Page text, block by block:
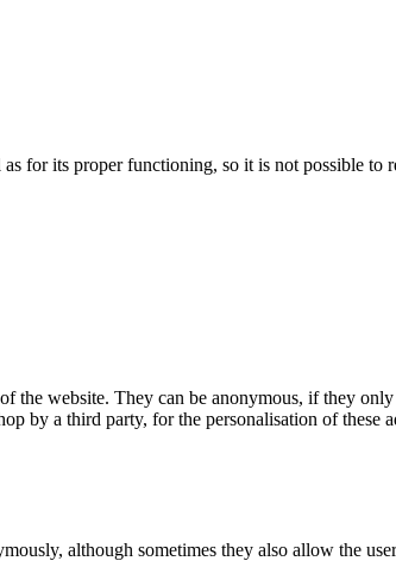
for its proper functioning, so it is not possible
the website. They can be anonymous, if they
by a third party, for the personalisation of these
although sometimes they also allow the